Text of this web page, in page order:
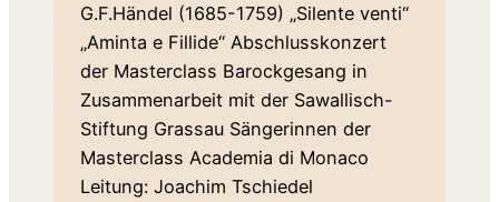
G.F.Händel (1685-1759) „Silente venti“
„Aminta e Fillide“ Abschlusskonzert
der Masterclass Barockgesang in
Zusammenarbeit mit der Sawallisch-
Stiftung Grassau Sängerinnen der
Masterclass Academia di Monaco
Leitung: Joachim Tschiedel